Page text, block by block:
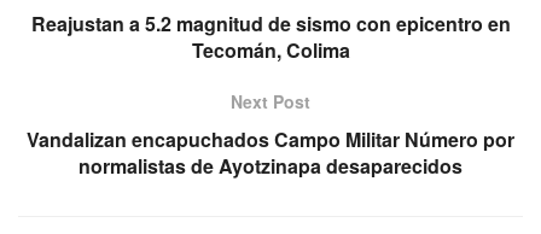
Reajustan a 5.2 magnitud de sismo con epicentro en
Tecomán, Colima
Next Post
Vandalizan encapuchados Campo Militar Número por
normalistas de Ayotzinapa desaparecidos